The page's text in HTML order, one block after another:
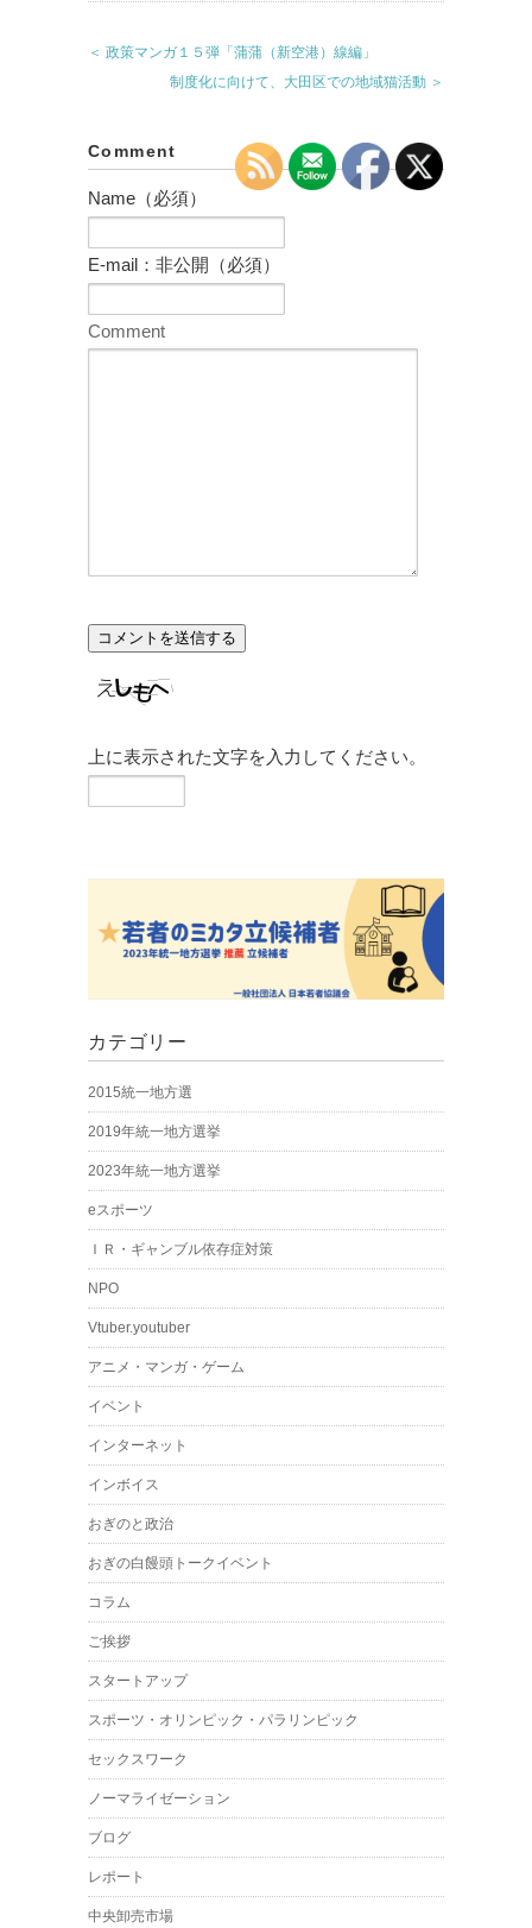
＜ 政策マンガ１５弾「蒲蒲（新空港）線編」
制度化に向けて、大田区での地域猫活動 ＞
Comment
Name（必須）
E-mail：非公開（必須）
Comment
上に表示された文字を入力してください。
カテゴリー
2015統一地方選
2019年統一地方選挙
2023年統一地方選挙
eスポーツ
ＩＲ・ギャンブル依存症対策
NPO
Vtuber.youtuber
アニメ・マンガ・ゲーム
イベント
インターネット
インボイス
おぎのと政治
おぎの白饅頭トークイベント
コラム
ご挨拶
スタートアップ
スポーツ・オリンピック・パラリンピック
セックスワーク
ノーマライゼーション
ブログ
レポート
中央卸売市場